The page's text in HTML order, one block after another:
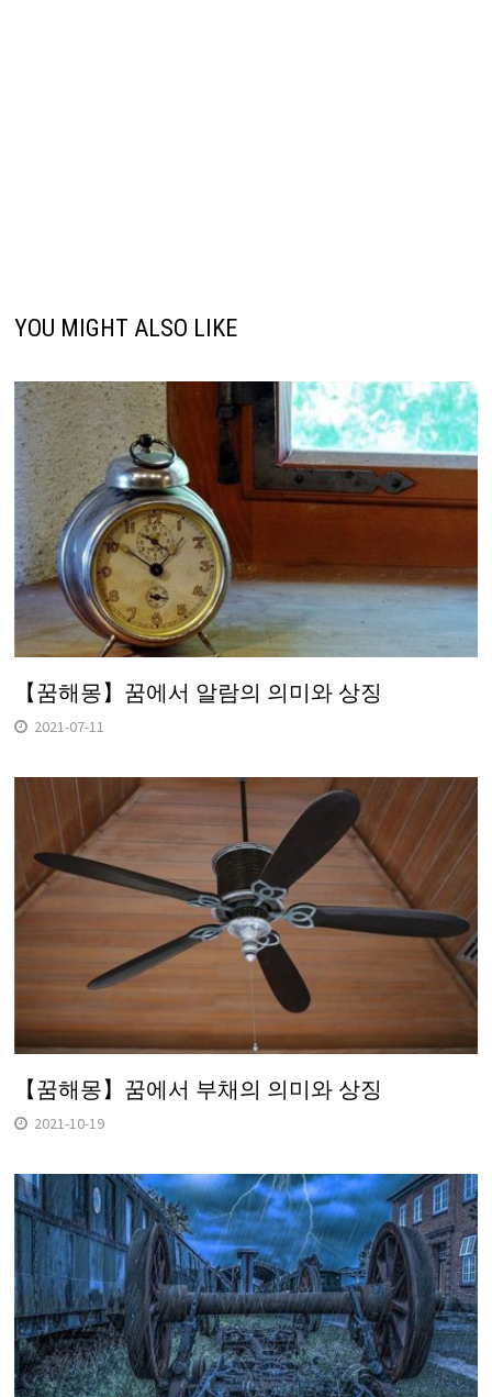
YOU MIGHT ALSO LIKE
【꿈해몽】꿈에서 알람의 의미와 상징
2021-07-11
【꿈해몽】꿈에서 부채의 의미와 상징
2021-10-19